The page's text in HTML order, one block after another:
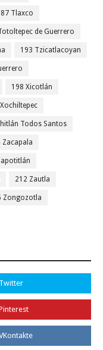
Tlaxco
de Guerrero
193 Tzicatlacoyan
198 Xicotlán
Todos Santos
Zacapala
212 Zautla
Zongozotla